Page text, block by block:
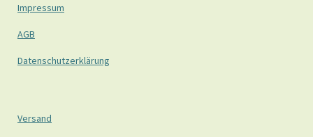
Impressum
AGB
Datenschutzerklärung
Versand